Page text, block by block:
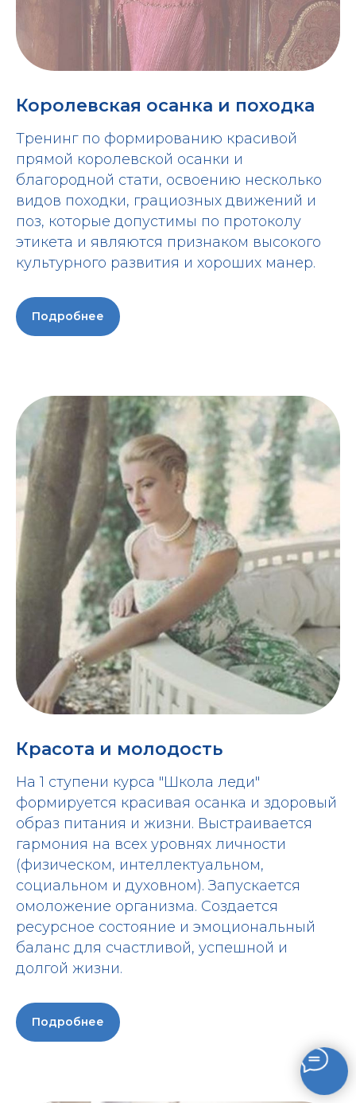
Королевская осанка и походка
Тренинг по формированию красивой
прямой королевской осанки и
благородной стати, освоению несколько
видов походки, грациозных движений и
поз, которые допустимы по протоколу
этикета и являются признаком высокого
культурного развития и хороших манер.
Подробнее
Красота и молодость
На 1 ступени курса "Школа леди"
формируется красивая осанка и здоровый
образ питания и жизни. Выстраивается
гармония на всех уровнях личности
(физическом, интеллектуальном,
социальном и духовном). Запускается
омоложение организма. Создается
ресурсное состояние и эмоциональный
баланс для счастливой, успешной и
долгой жизни.
Подробнее